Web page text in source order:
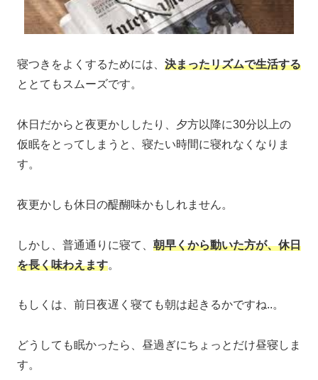
寝つきをよくするためには、 決まったリズムで生活する
ととてもスムーズです。
休日だからと夜更かししたり、夕方以降に30分以上の
仮眠をとってしまうと、寝たい時間に寝れなくなりま
す。
夜更かしも休日の醍醐味かもしれません。
しかし、普通通りに寝て、 朝早くから動いた方が、休日
を長く味わえます。
もしくは、前日夜遅く寝ても朝は起きるかですね..。
どうしても眠かったら、昼過ぎにちょっとだけ昼寝しま
す。